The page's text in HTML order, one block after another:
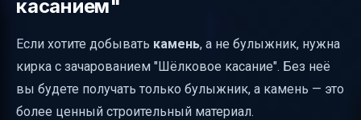
касанием"
Если хотите добывать камень, а не булыжник, нужна
кирка с зачарованием "Шёлковое касание". Без неё
вы будете получать только булыжник, а камень — это
более ценный строительный материал.